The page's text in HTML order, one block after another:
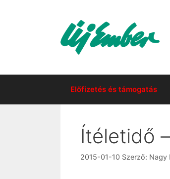
Előfizetés és támogatás
Ítéletidő
2015-01-10 Szerző: Nagy